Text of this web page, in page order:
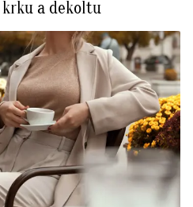
a dekoltu